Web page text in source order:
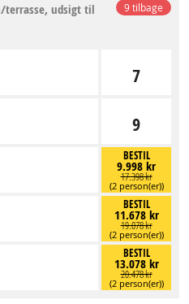
9 tilbage
terrasse, udsigt til
7
9
BESTIL
9.998 kr
17.398 kr
(2 person(er))
BESTIL
11.678 kr
19.078 kr
(2 person(er))
BESTIL
13.078 kr
20.478 kr
(2 person(er))